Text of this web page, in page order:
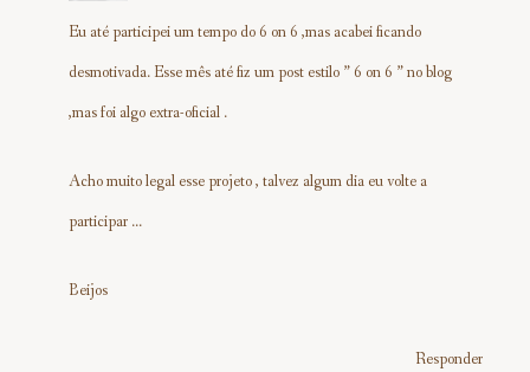
Eu até participei um tempo do 6 on 6 ,mas acabei ficando
desmotivada. Esse mês até fiz um post estilo ” 6 on 6 ” no blog
,mas foi algo extra-oficial .
Acho muito legal esse projeto , talvez algum dia eu volte a
participar …
Beijos
Responder